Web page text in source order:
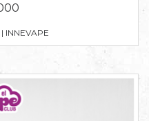
INNEVAPE